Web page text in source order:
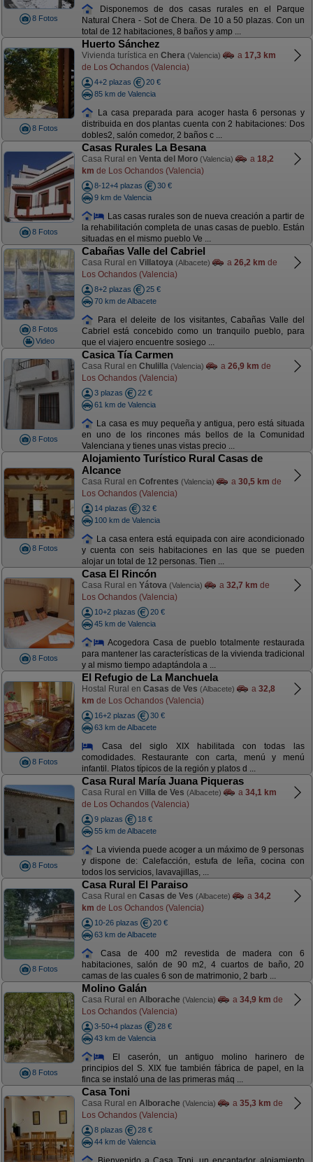
8 Fotos
Disponemos de dos casas rurales en el Parque
Natural Chera - Sot de Chera. De 10 a 50 plazas. Con un
total de 12 habitaciones, 8 baños y amp ...
8 Fotos
Huerto Sánchez
Vivienda turística en Chera (Valencia) a 17,3 km
de Los Ochandos (Valencia)
4+2 plazas
20 €
85 km de Valencia
La casa preparada para acoger hasta 6 personas y
distribuida en dos plantas cuenta con 2 habitaciones: Dos
dobles2, salón comedor, 2 baños c ...
8 Fotos
Casas Rurales La Besana
Casa Rural en Venta del Moro (Valencia) a 18,2
km de Los Ochandos (Valencia)
8-12+4 plazas
30 €
9 km de Valencia
Las casas rurales son de nueva creación a partir de
la rehabilitación completa de unas casas de pueblo. Están
situadas en el mismo pueblo Ve ...
8 Fotos
Video
Cabañas Valle del Cabriel
Casa Rural en Villatoya (Albacete) a 26,2 km de
Los Ochandos (Valencia)
8+2 plazas
25 €
70 km de Albacete
Para el deleite de los visitantes, Cabañas Valle del
Cabriel está concebido como un tranquilo pueblo, para
que el viajero encuentre sosiego ...
8 Fotos
Casica Tía Carmen
Casa Rural en Chulilla (Valencia) a 26,9 km de
Los Ochandos (Valencia)
3 plazas
22 €
61 km de Valencia
La casa es muy pequeña y antigua, pero está situada
en uno de los rincones más bellos de la Comunidad
Valenciana y tienes unas vistas precio ...
8 Fotos
Alojamiento Turístico Rural Casas de
Alcance
Casa Rural en Cofrentes (Valencia) a 30,5 km de
Los Ochandos (Valencia)
14 plazas
32 €
100 km de Valencia
La casa entera está equipada con aire acondicionado
y cuenta con seis habitaciones en las que se pueden
alojar un total de 12 personas. Tien ...
8 Fotos
Casa El Rincón
Casa Rural en Yátova (Valencia) a 32,7 km de
Los Ochandos (Valencia)
10+2 plazas
20 €
45 km de Valencia
Acogedora Casa de pueblo totalmente restaurada
para mantener las características de la vivienda tradicional
y al mismo tiempo adaptándola a ...
8 Fotos
El Refugio de La Manchuela
Hostal Rural en Casas de Ves (Albacete) a 32,8
km de Los Ochandos (Valencia)
16+2 plazas
30 €
63 km de Albacete
Casa del siglo XIX habilitada con todas las
comodidades. Restaurante con carta, menú y menú
infantil. Platos típicos de la región y platos d ...
8 Fotos
Casa Rural María Juana Piqueras
Casa Rural en Villa de Ves (Albacete) a 34,1 km
de Los Ochandos (Valencia)
9 plazas
18 €
55 km de Albacete
La vivienda puede acoger a un máximo de 9 personas
y dispone de: Calefacción, estufa de leña, cocina con
todos los servicios, lavavajillas, ...
8 Fotos
Casa Rural El Paraiso
Casa Rural en Casas de Ves (Albacete) a 34,2
km de Los Ochandos (Valencia)
10-26 plazas
20 €
63 km de Albacete
Casa de 400 m2 revestida de madera con 6
habitaciones, salón de 90 m2, 4 cuartos de baño, 20
camas de las cuales 6 son de matrimonio, 2 barb ...
8 Fotos
Molino Galán
Casa Rural en Alborache (Valencia) a 34,9 km de
Los Ochandos (Valencia)
3-50+4 plazas
28 €
43 km de Valencia
El caserón, un antiguo molino harinero de
principios del S. XIX fue también fábrica de papel, en la
finca se instaló una de las primeras máq ...
Casa Toni
Casa Rural en Alborache (Valencia) a 35,3 km de
Los Ochandos (Valencia)
8 plazas
28 €
44 km de Valencia